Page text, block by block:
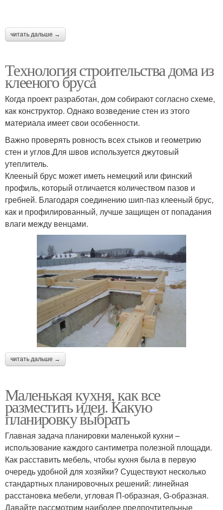
читать дальше →
Технология строительства дома из
клееного бруса
Когда проект разработан, дом собирают согласно схеме,
как конструктор. Однако возведение стен из этого
материала имеет свои особенности.
Важно проверять ровность всех стыков и геометрию
стен и углов.Для швов используется джутовый
утеплитель.
Клееный брус может иметь немецкий или финский
профиль, который отличается количеством пазов и
гребней. Благодаря соединению шип-паз клееный брус,
как и профилированный, лучше защищен от попадания
влаги между венцами.
читать дальше →
Маленькая кухня, как все
разместить идеи. Какую
планировку выбрать
Главная задача планировки маленькой кухни –
использование каждого сантиметра полезной площади.
Как расставить мебель, чтобы кухня была в первую
очередь удобной для хозяйки? Существуют несколько
стандартных планировочных решений: линейная
расстановка мебели, угловая П-образная, G-образная.
Давайте рассмотрим наиболее предпочтительные